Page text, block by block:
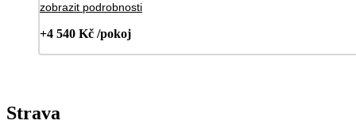
zobrazit podrobnosti
+4 540 Kč /pokoj
Strava